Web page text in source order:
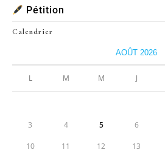
Pétition
Calendrier
AOÛT 2026
L M M J
3 4 5 6
10 11 12 13